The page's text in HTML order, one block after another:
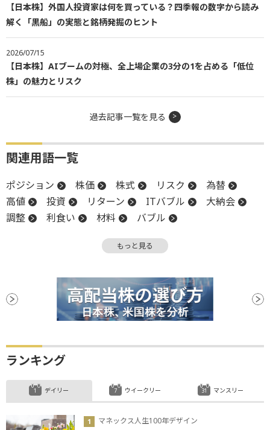
【日本株】外国人投資家は何を買っている？四季報の数字から読み
解く「黒船」の実態と銘柄発掘のヒント
2026/07/15
【日本株】AIブームの対極、全上場企業の3分の1を占める「低位
株」の魅力とリスク
過去記事一覧を見る
関連用語一覧
ポジション 株価 株式 リスク
為替
高値
投資 リターン ITバブル
大納会
調整
利食い 材料
バブル
もっと見る
ランキング
デイリー
マネックス人生100年デザイン
ウイークリー マンスリー